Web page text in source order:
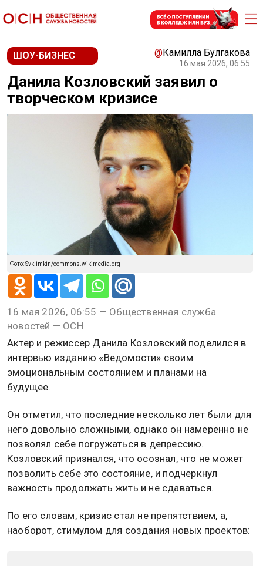
ШОУ-БИЗНЕС @Камилла Булгакова
16 мая 2026, 06:55
Данила Козловский заявил о
творческом кризисе
Фото: Svklimkin/commons.wikimedia.org
16 мая 2026, 06:55 — Общественная служба
новостей — ОСН
Актер и режиссер Данила Козловский поделился в
интервью изданию «Ведомости» своим
эмоциональным состоянием и планами на
будущее.
Он отметил, что последние несколько лет были для
него довольно сложными, однако он намеренно не
позволял себе погружаться в депрессию.
Козловский признался, что осознал, что не может
позволить себе это состояние, и подчеркнул
важность продолжать жить и не сдаваться.
По его словам, кризис стал не препятствием, а,
наоборот, стимулом для создания новых проектов: